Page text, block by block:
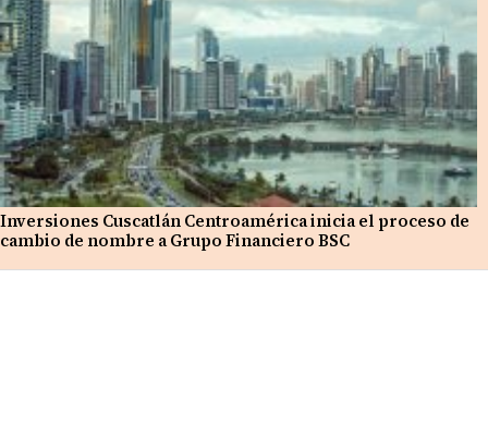
Inversiones Cuscatlán Centroamérica inicia el proceso de
cambio de nombre a Grupo Financiero BSC